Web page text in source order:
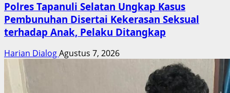
Polres Tapanuli Selatan Ungkap Kasus
Pembunuhan Disertai Kekerasan Seksual
terhadap Anak, Pelaku Ditangkap
Harian DialogAgustus 7, 2026